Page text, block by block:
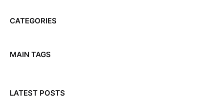
CATEGORIES
MAIN TAGS
LATEST POSTS